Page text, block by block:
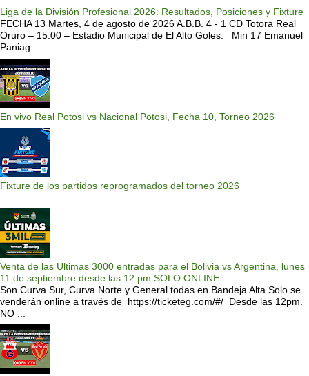
Liga de la División Profesional 2026: Resultados, Posiciones y Fixture
FECHA 13 Martes, 4 de agosto de 2026 A.B.B. 4 - 1 CD Totora Real
Oruro – 15:00 – Estadio Municipal de El Alto Goles: Min 17 Emanuel
Paniag...
En vivo Real Potosi vs Nacional Potosi, Fecha 10, Torneo 2026
Fixture de los partidos reprogramados del torneo 2026
Venta de las Ultimas 3000 entradas para el Bolivia vs Argentina, lunes
11 de septiembre desde las 12 pm SOLO ONLINE
Son Curva Sur, Curva Norte y General todas en Bandeja Alta Solo se
venderán online a través de https://ticketeg.com/#/ Desde las 12pm.
NO ...